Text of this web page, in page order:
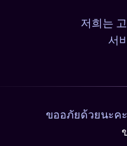
저희는
서
ขออภัยด้วยนะค